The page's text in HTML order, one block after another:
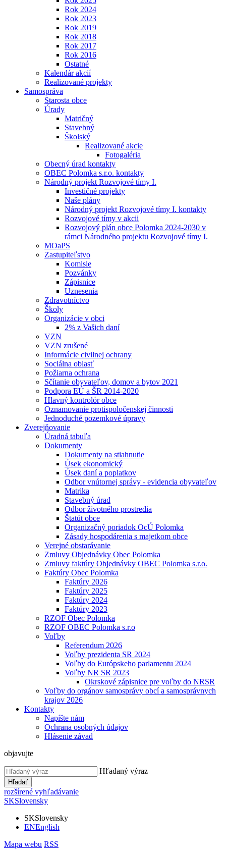
Rok 2024
Rok 2023
Rok 2019
Rok 2018
Rok 2017
Rok 2016
Ostatné
Kalendár akcií
Realizované projekty
Samospráva
Starosta obce
Úrady
Matričný
Stavebný
Školský
Realizované akcie
Fotogaléria
Obecný úrad kontakty
OBEC Polomka s.r.o. kontakty
Národný projekt Rozvojové tímy I.
Investičné projekty
Naše plány
Národný projekt Rozvojové tímy I. kontakty
Rozvojové tímy v akcii
Rozvojový plán obce Polomka 2024-2030 v
rámci Národného projektu Rozvojové tímy I.
MOaPS
Zastupiteľstvo
Komisie
Pozvánky
Zápisnice
Uznesenia
Zdravotníctvo
Školy
Organizácie v obci
2% z Vašich daní
VZN
VZN zrušené
Informácie civilnej ochrany
Sociálna oblasť
Požiarna ochrana
Sčítanie obyvateľov, domov a bytov 2021
Podpora EÚ a ŠR 2014-2020
Hlavný kontrolór obce
Oznamovanie protispoločenskej činnosti
Jednoduché pozemkové úpravy
Zverejňovanie
Úradná tabuľa
Dokumenty
Dokumenty na stiahnutie
Úsek ekonomický
Úsek daní a poplatkov
Odbor vnútornej správy - evidencia obyvateľov
Matrika
Stavebný úrad
Odbor životného prostredia
Štatút obce
Organizačný poriadok OcÚ Polomka
Zásady hospodárenia s majetkom obce
Verejné obstarávanie
Zmluvy Objednávky Obec Polomka
Zmluvy faktúry Objednávky OBEC Polomka s.r.o.
Faktúry Obec Polomka
Faktúry 2026
Faktúry 2025
Faktúry 2024
Faktúry 2023
RZOF Obec Polomka
RZOF OBEC Polomka s.r.o
Voľby
Referendum 2026
Voľby prezidenta SR 2024
Voľby do Európskeho parlamentu 2024
Voľby NR SR 2023
Okrskové zápisnice pre voľby do NRSR
Voľby do orgánov samosprávy obcí a samosprávnych
krajov 2026
Kontakty
Napíšte nám
Ochrana osobných údajov
Hlásenie závad
objavujte
Hľadaný výraz
Hľadať
rozšírené vyhľadávanie
SKSlovensky
SKSlovensky
ENEnglish
Mapa webu RSS